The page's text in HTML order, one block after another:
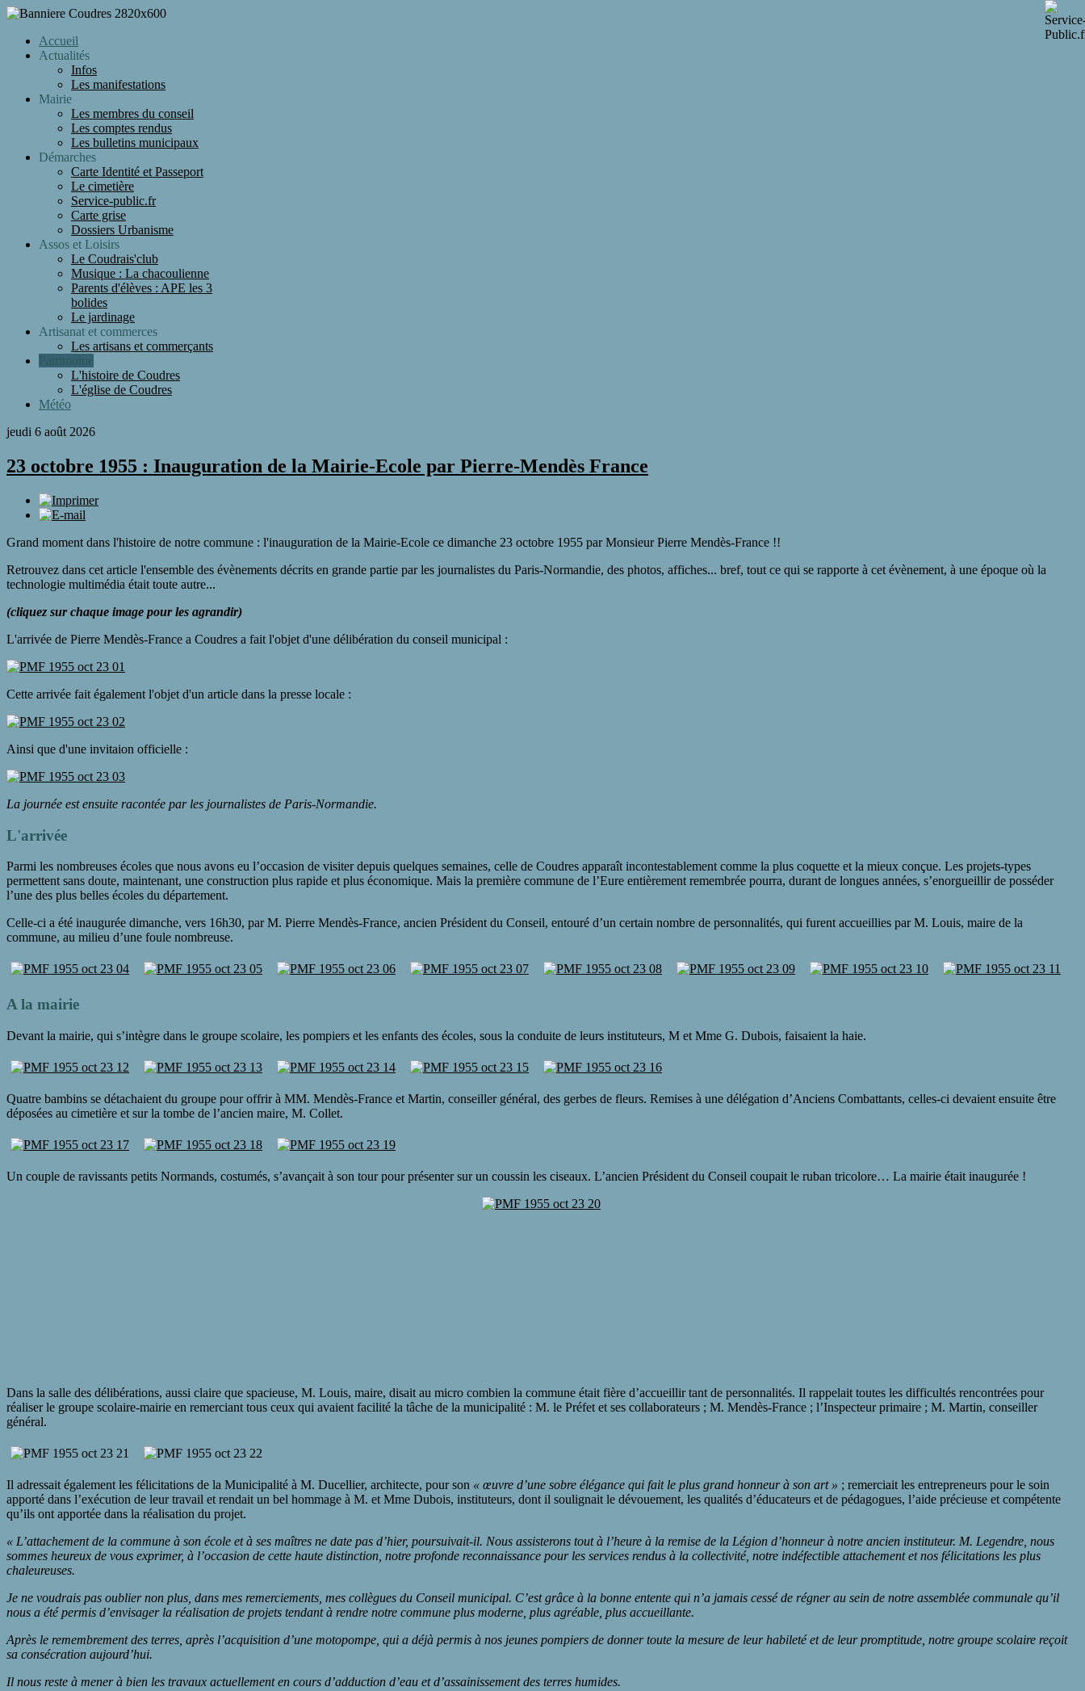
Accueil
Actualités
Infos
Les manifestations
Mairie
Les membres du conseil
Les comptes rendus
Les bulletins municipaux
Démarches
Carte Identité et Passeport
Le cimetière
Service-public.fr
Carte grise
Dossiers Urbanisme
Assos et Loisirs
Le Coudrais'club
Musique : La chacoulienne
Parents d'élèves : APE les 3
bolides
Le jardinage
Artisanat et commerces
Les artisans et commerçants
L'histoire de Coudres
L'église de Coudres
Météo
jeudi 6 août 2026
23 octobre 1955 : Inauguration de la Mairie-Ecole par Pierre-Mendès France
Grand moment dans l'histoire de notre commune : l'inauguration de la Mairie-Ecole ce dimanche 23 octobre 1955 par Monsieur Pierre Mendès-France !!
Retrouvez dans cet article l'ensemble des évènements décrits en grande partie par les journalistes du Paris-Normandie, des photos, affiches... bref, tout ce qui se rapporte à cet évènement, à une époque où la
technologie multimédia était toute autre...
(cliquez sur chaque image pour les agrandir)
L'arrivée de Pierre Mendès-France a Coudres a fait l'objet d'une délibération du conseil municipal :
Cette arrivée fait également l'objet d'un article dans la presse locale :
Ainsi que d'une invitaion officielle :
La journée est ensuite racontée par les journalistes de Paris-Normandie.
L'arrivée
Parmi les nombreuses écoles que nous avons eu l’occasion de visiter depuis quelques semaines, celle de Coudres apparaît incontestablement comme la plus coquette et la mieux conçue. Les projets-types
permettent sans doute, maintenant, une construction plus rapide et plus économique. Mais la première commune de l’Eure entièrement remembrée pourra, durant de longues années, s’enorgueillir de posséder
l’une des plus belles écoles du département.
Celle-ci a été inaugurée dimanche, vers 16h30, par M. Pierre Mendès-France, ancien Président du Conseil, entouré d’un certain nombre de personnalités, qui furent accueillies par M. Louis, maire de la
commune, au milieu d’une foule nombreuse.
A la mairie
Devant la mairie, qui s’intègre dans le groupe scolaire, les pompiers et les enfants des écoles, sous la conduite de leurs instituteurs, M et Mme G. Dubois, faisaient la haie.
Quatre bambins se détachaient du groupe pour offrir à MM. Mendès-France et Martin, conseiller général, des gerbes de fleurs. Remises à une délégation d’Anciens Combattants, celles-ci devaient ensuite être
déposées au cimetière et sur la tombe de l’ancien maire, M. Collet.
Un couple de ravissants petits Normands, costumés, s’avançait à son tour pour présenter sur un coussin les ciseaux. L’ancien Président du Conseil coupait le ruban tricolore… La mairie était inaugurée !
Dans la salle des délibérations, aussi claire que spacieuse, M. Louis, maire, disait au micro combien la commune était fière d’accueillir tant de personnalités. Il rappelait toutes les difficultés rencontrées pour
réaliser le groupe scolaire-mairie en remerciant tous ceux qui avaient facilité la tâche de la municipalité : M. le Préfet et ses collaborateurs ; M. Mendès-France ; l’Inspecteur primaire ; M. Martin, conseiller
général.
Il adressait également les félicitations de la Municipalité à M. Ducellier, architecte, pour son « œuvre d’une sobre élégance qui fait le plus grand honneur à son art » ; remerciait les entrepreneurs pour le soin
apporté dans l’exécution de leur travail et rendait un bel hommage à M. et Mme Dubois, instituteurs, dont il soulignait le dévouement, les qualités d’éducateurs et de pédagogues, l’aide précieuse et compétente
qu’ils ont apportée dans la réalisation du projet.
« L’attachement de la commune à son école et à ses maîtres ne date pas d’hier, poursuivait-il. Nous assisterons tout à l’heure à la remise de la Légion d’honneur à notre ancien instituteur. M. Legendre, nous
sommes heureux de vous exprimer, à l’occasion de cette haute distinction, notre profonde reconnaissance pour les services rendus à la collectivité, notre indéfectible attachement et nos félicitations les plus
chaleureuses.
Je ne voudrais pas oublier non plus, dans mes remerciements, mes collègues du Conseil municipal. C’est grâce à la bonne entente qui n’a jamais cessé de régner au sein de notre assemblée communale qu’il
nous a été permis d’envisager la réalisation de projets tendant à rendre notre commune plus moderne, plus agréable, plus accueillante.
Après le remembrement des terres, après l’acquisition d’une motopompe, qui a déjà permis à nos jeunes pompiers de donner toute la mesure de leur habileté et de leur promptitude, notre groupe scolaire reçoit
sa consécration aujourd’hui.
Il nous reste à mener à bien les travaux actuellement en cours d’adduction d’eau et d’assainissement des terres humides.